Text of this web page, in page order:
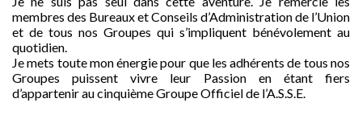
membres des Bureaux et Conseils d’Administration de l’Union
et de tous nos Groupes qui s’impliquent bénévolement au
quotidien.
Je mets toute mon énergie pour que les adhérents de tous nos
Groupes puissent vivre leur Passion en étant fiers
d’appartenir au cinquième Groupe Officiel de l’A.S.S.E.